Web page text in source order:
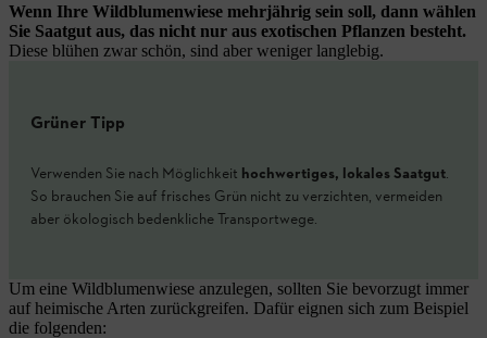
Wenn Ihre Wildblumenwiese mehrjährig sein soll, dann wählen
Sie Saatgut aus, das nicht nur aus exotischen Pflanzen besteht.
Diese blühen zwar schön, sind aber weniger langlebig.
Grüner Tipp
Verwenden Sie nach Möglichkeit hochwertiges, lokales Saatgut.
So brauchen Sie auf frisches Grün nicht zu verzichten, vermeiden
aber ökologisch bedenkliche Transportwege.
Um eine Wildblumenwiese anzulegen, sollten Sie bevorzugt immer
auf heimische Arten zurückgreifen. Dafür eignen sich zum Beispiel
die folgenden: